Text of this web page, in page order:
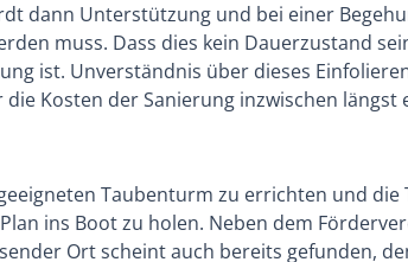
dann Unterstützung und bei einer
muss. Dass dies kein Dauerzustand
ist. Unverständnis über dieses
Kosten der Sanierung inzwischen
Taubenturm zu errichten und
ins Boot zu holen. Neben dem
Ort scheint auch bereits gefunden,